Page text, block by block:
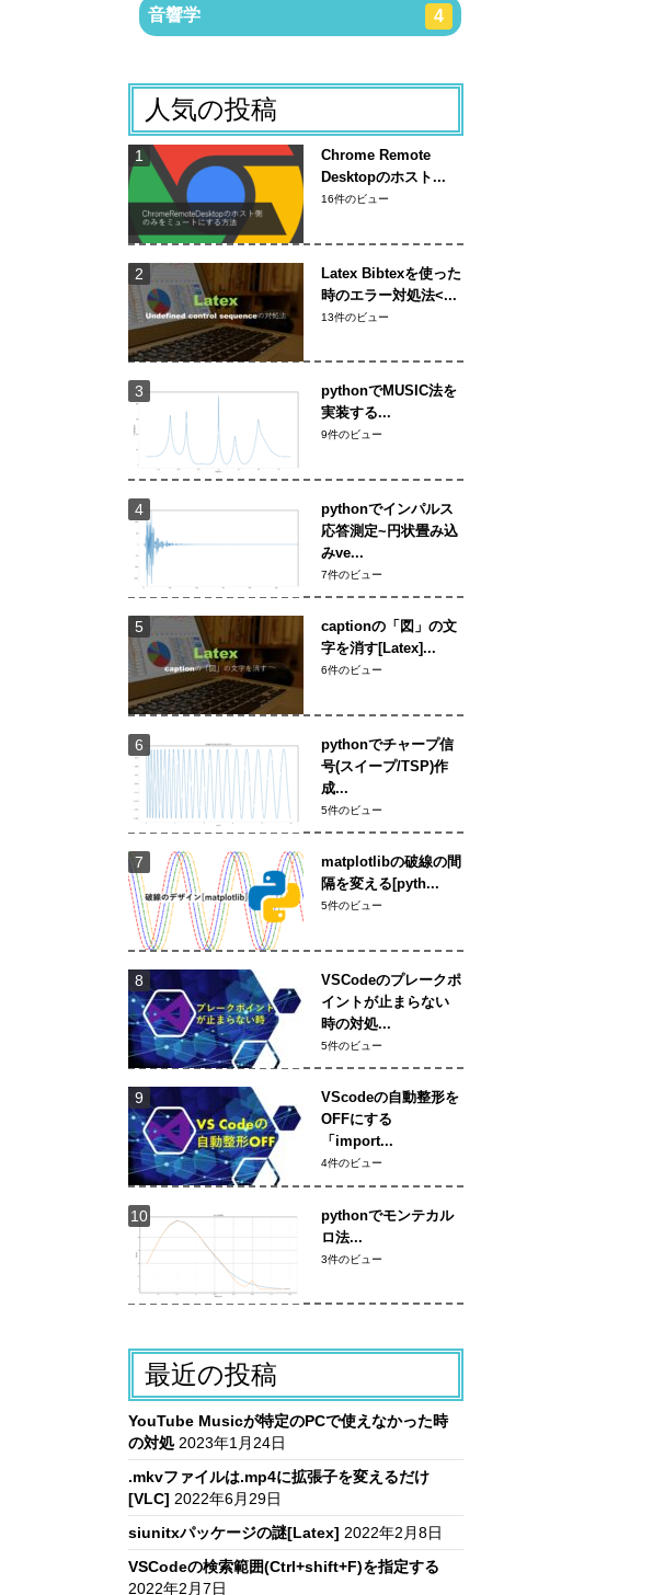
音響学 4
人気の投稿
Chrome Remote
Desktopのホスト...
16件のビュー
Latex Bibtexを使った
時のエラー対処法<...
13件のビュー
pythonでMUSIC法を
実装する...
9件のビュー
pythonでインパルス
応答測定~円状畳み込
みve...
7件のビュー
captionの「図」の文
字を消す[Latex]...
6件のビュー
pythonでチャープ信
号(スイープ/TSP)作
成...
5件のビュー
matplotlibの破線の間
隔を変える[pyth...
5件のビュー
VSCodeのプレークポ
イントが止まらない
時の対処...
5件のビュー
VScodeの自動整形を
OFFにする
「import...
4件のビュー
pythonでモンテカル
ロ法...
3件のビュー
最近の投稿
YouTube Musicが特定のPCで使えなかった時
の対処 2023年1月24日
.mkvファイルは.mp4に拡張子を変えるだけ
[VLC] 2022年6月29日
siunitxパッケージの謎[Latex] 2022年2月8日
VSCodeの検索範囲(Ctrl+shift+F)を指定する
2022年2月7日